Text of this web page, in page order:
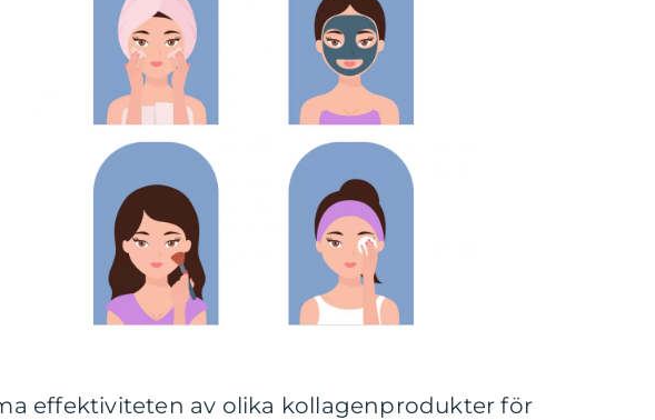
effektiviteten av olika kollagenprodukter för